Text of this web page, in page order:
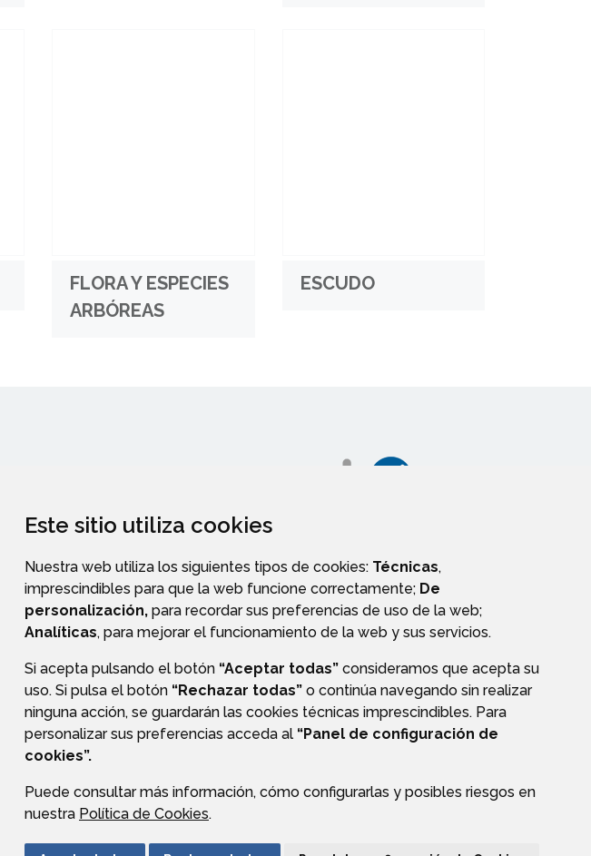
Este sitio utiliza cookies
Nuestra web utiliza los siguientes tipos de cookies: Técnicas,
imprescindibles para que la web funcione correctamente; De
personalización, para recordar sus preferencias de uso de la web;
Analíticas, para mejorar el funcionamiento de la web y sus servicios.
Si acepta pulsando el botón “Aceptar todas” consideramos que acepta su
uso. Si pulsa el botón “Rechazar todas” o continúa navegando sin realizar
ninguna acción, se guardarán las cookies técnicas imprescindibles. Para
personalizar sus preferencias acceda al “Panel de configuración de
cookies”.
Puede consultar más información, cómo configurarlas y posibles riesgos en
nuestra Política de Cookies.
FLORA Y ESPECIES
ARBÓREAS
ESCUDO
CALLEJERO
MAPA WEB POLÍTICA DE COOKIES